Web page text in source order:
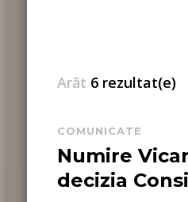
Arăt 6 rezultat(e)
COMUNICATE
Numire
decizia